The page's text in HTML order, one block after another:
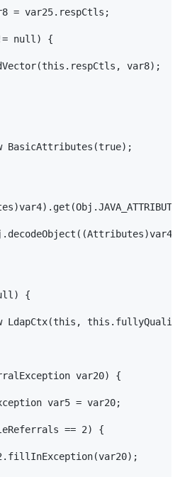
= var25.respCtls;
null) {
var8);
BasicAttributes(true);
{
LdapCtx(this,
var20) {
var5 = var20;
== 2) {